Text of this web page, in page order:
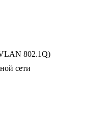
802.1Q)
сети